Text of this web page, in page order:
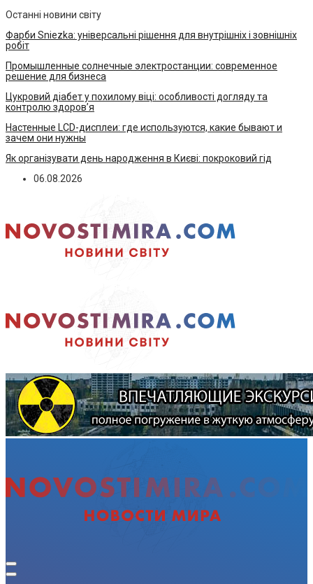
Останні новини світу
Фарби Sniezka: універсальні рішення для внутрішніх і зовнішніх
робіт
Промышленные солнечные электростанции: современное
решение для бизнеса
Цукровий діабет у похилому віці: особливості догляду та
контролю здоров’я
Настенные LCD-дисплеи: где используются, какие бывают и
зачем они нужны
Як організувати день народження в Києві: покроковий гід
06.08.2026